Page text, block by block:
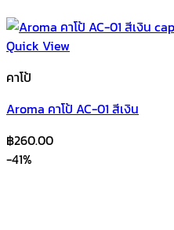
Quick View
คาโป้
Aroma คาโป้ AC-01 สีเงิน
฿260.00
-41%